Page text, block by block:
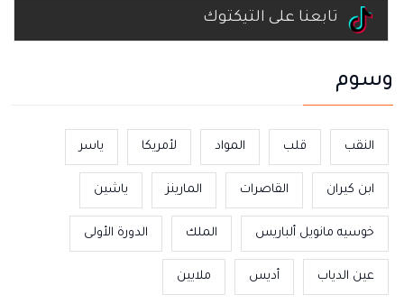
تابعنا على التيكتوك
وسوم
النقب قلب المواد لأمريكا ياسر
ابن كيران القاصرات المارينز ياشين
خوسيه مانويل ألباريس الملك الدورة الأولى
عين الدياب أديس ملايين